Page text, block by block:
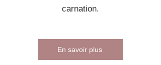
carnation.
En savoir plus